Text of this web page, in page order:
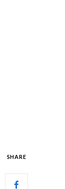
SHARE